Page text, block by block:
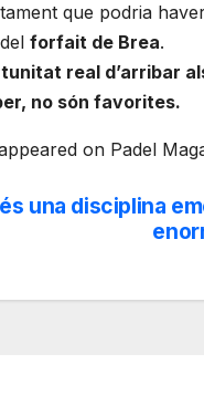
que podria
forfait de Brea.
real d’arribar
no són favorites.
on Padel
una disciplina